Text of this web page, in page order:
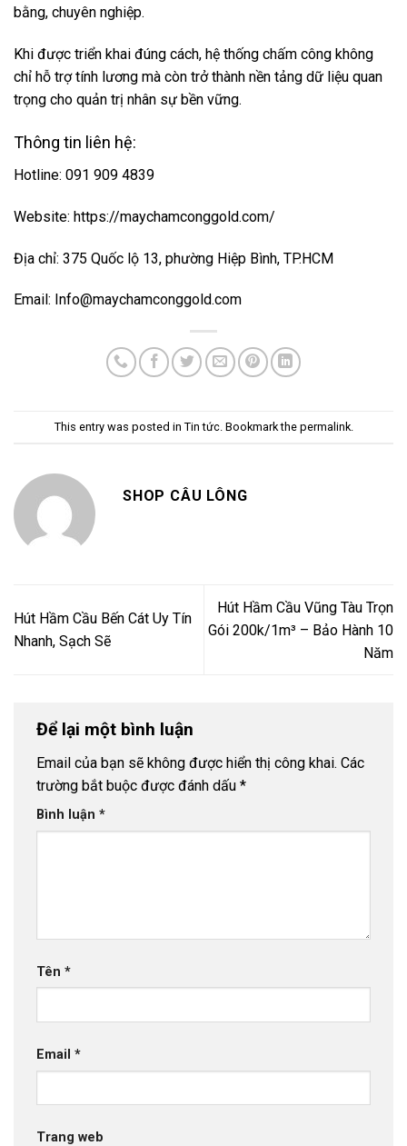
bằng, chuyên nghiệp.
Khi được triển khai đúng cách, hệ thống chấm công không
chỉ hỗ trợ tính lương mà còn trở thành nền tảng dữ liệu quan
trọng cho quản trị nhân sự bền vững.
Thông tin liên hệ:
Hotline: 091 909 4839
Website: https://maychamconggold.com/
Địa chỉ: 375 Quốc lộ 13, phường Hiệp Bình, TP.HCM
Email: Info@maychamconggold.com
This entry was posted in Tin tức. Bookmark the permalink.
SHOP CÂU LÔNG
Hút Hầm Cầu Bến Cát Uy Tín
Nhanh, Sạch Sẽ
Hút Hầm Cầu Vũng Tàu Trọn
Gói 200k/1m³ – Bảo Hành 10
Năm
Để lại một bình luận
Email của bạn sẽ không được hiển thị công khai. Các
trường bắt buộc được đánh dấu *
Bình luận *
Tên *
Email *
Trang web